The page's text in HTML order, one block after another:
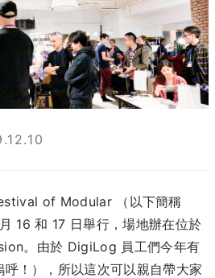
of Modular （以下簡稱
16 和 17 日舉行，場地辦在位於
。由於 DigiLog 員工們今年有
！），所以這次可以親自帶大家